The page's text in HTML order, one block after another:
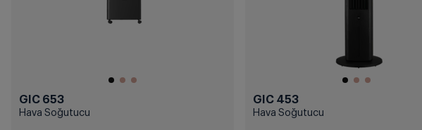
GIC 653
Hava Soğutucu
GIC 453
Hava Soğutucu